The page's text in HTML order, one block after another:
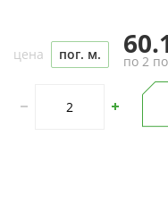
цена пог. м.
по 2